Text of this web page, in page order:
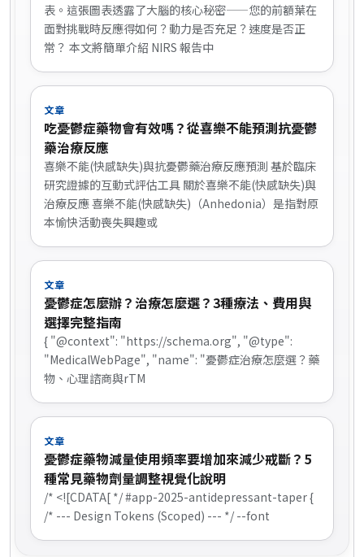
表。這張圖表透露了大腦的核心秘密——您的前額葉在
面對挑戰時反應得如何？動力是否充足？速度是否正
常？ 本文將簡單介紹 NIRS 報告中
文章
吃憂鬱症藥物會有效嗎？從喜樂不能預測抗憂鬱
藥治療反應
喜樂不能(快感缺失)與抗憂鬱藥治療反應預測 基於臨床
研究證據的互動式評估工具 關於喜樂不能(快感缺失)與
治療反應 喜樂不能(快感缺失)（Anhedonia）是指對原
本愉快活動喪失興趣或
文章
憂鬱症怎麼辦？治療怎麼選？3種療法、費用與
選擇完整指南
{ "@context": "https://schema.org", "@type":
"MedicalWebPage", "name": "憂鬱症治療怎麼選？藥
物、心理諮商與rTM
文章
憂鬱症藥物減量使用頻率要增加來減少戒斷？5
種常見藥物劑量調整視覺化說明
/* <![CDATA[ */ #app-2025-antidepressant-taper {
/* --- Design Tokens (Scoped) --- */ --font